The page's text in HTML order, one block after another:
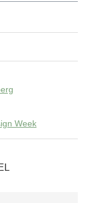
Week